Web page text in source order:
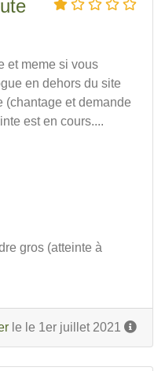
et meme si vous
en dehors du site
(chantage et demande
est en cours....
gros (atteinte à
le le 1er juillet 2021